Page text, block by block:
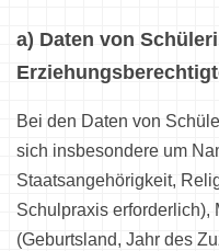
a) Daten von
Bei den Daten von
sich insbesondere um
Staatsangehörigkeit,
Schulpraxis erforderlich),
(Geburtsland, Jahr des